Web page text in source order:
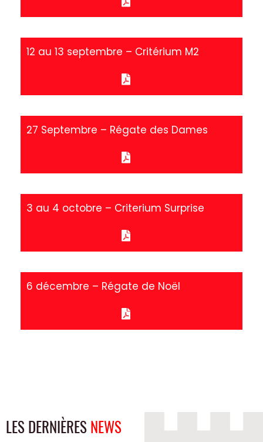
12 au 13 septembre – Critérium M2
27 Septembre – Régate des Dames
3 au 4 octobre – Criterium Surprise
6 décembre – Régate de Noël
LES DERNIÈRES NEWS